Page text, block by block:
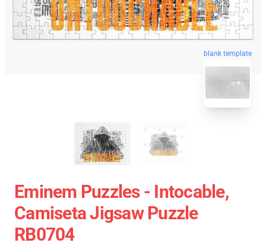
blank template
Eminem Puzzles - Intocable,
Camiseta Jigsaw Puzzle
RB0704